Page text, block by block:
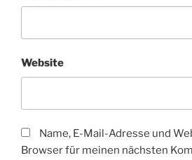
Website
Name, E-Mail-Adresse und
Browser für meinen nächsten